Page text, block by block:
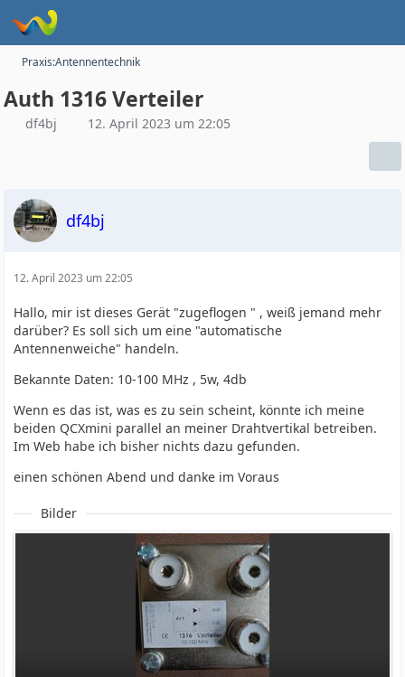
Praxis:Antennentechnik
Auth 1316 Verteiler
df4bj 12. April 2023 um 22:05
df4bj
12. April 2023 um 22:05
Hallo, mir ist dieses Gerät "zugeflogen " , weiß jemand mehr
darüber? Es soll sich um eine "automatische
Antennenweiche" handeln.
Bekannte Daten: 10-100 MHz , 5w, 4db
Wenn es das ist, was es zu sein scheint, könnte ich meine
beiden QCXmini parallel an meiner Drahtvertikal betreiben.
Im Web habe ich bisher nichts dazu gefunden.
einen schönen Abend und danke im Voraus
Bilder